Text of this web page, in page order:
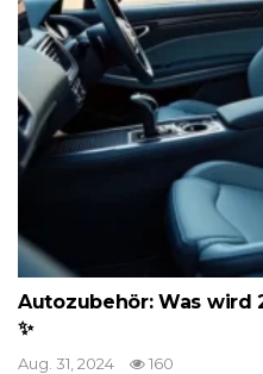
Autozubehör: Was wird
✨
Aug. 31, 2024 160